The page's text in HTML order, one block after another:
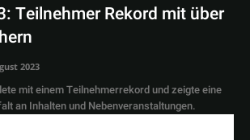
Teilnehmer Rekord mit über
2023
mit einem Teilnehmerrekord und zeigte eine
an Inhalten und Nebenveranstaltungen.